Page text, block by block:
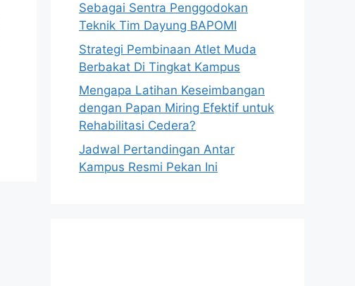
Sebagai Sentra Penggodokan
Teknik Tim Dayung BAPOMI
Strategi Pembinaan Atlet Muda
Berbakat Di Tingkat Kampus
Mengapa Latihan Keseimbangan
dengan Papan Miring Efektif untuk
Rehabilitasi Cedera?
Jadwal Pertandingan Antar
Kampus Resmi Pekan Ini